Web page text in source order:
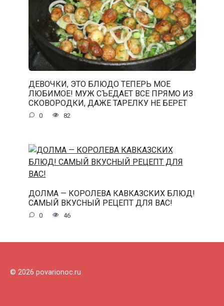
ДЕВОЧКИ, ЭТО БЛЮДО ТЕПЕРЬ МОЕ
ЛЮБИМОЕ! МУЖ СЪЕДАЕТ ВСЕ ПРЯМО ИЗ
СКОВОРОДКИ, ДАЖЕ ТАРЕЛКУ НЕ БЕРЕТ
0 82
ДОЛМА — КОРОЛЕВА КАВКАЗСКИХ БЛЮД!
САМЫЙ ВКУСНЫЙ РЕЦЕПТ ДЛЯ ВАС!
0 46
© 2026 povarionoc.ru